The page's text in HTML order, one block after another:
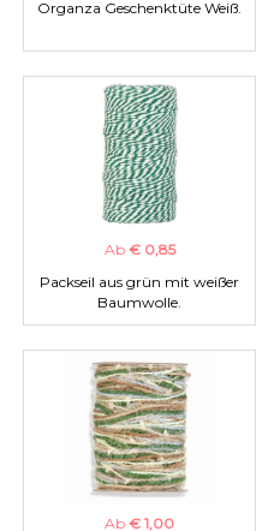
Organza Geschenktüte Weiß.
Ab € 0,85
Packseil aus grün mit weißer
Baumwolle.
Ab € 1,00